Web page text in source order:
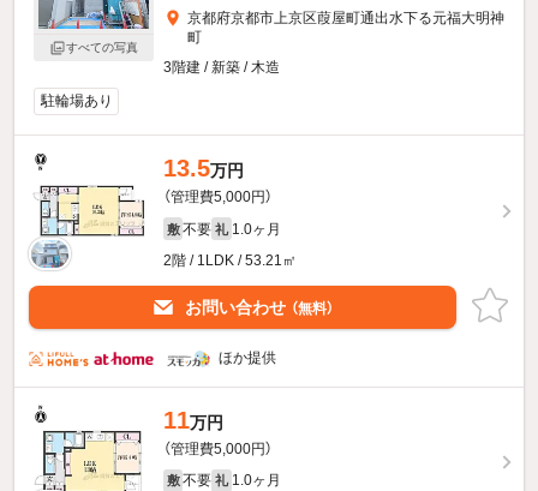
すべての写真
京都府京都市上京区葭屋町通出水下る元福大明神
町
3階建 / 新築 / 木造
駐輪場あり
13.5万円
（管理費5,000円）
敷 不要 礼 1.0ヶ月
2階 / 1LDK / 53.21㎡
お問い合わせ （無料）
ほか提供
11万円
（管理費5,000円）
敷 不要 礼 1.0ヶ月